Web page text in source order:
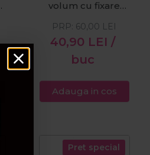
volum cu fixare
Dramatize It 200ml
40,90 LEI /
buc
PRP: 60,00 LEI
Adauga in cos
Pret special